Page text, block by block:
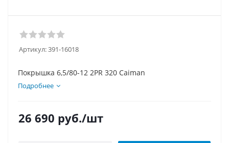
Артикул:391-16018
Покрышка 6,5/80-12 2PR 320 Caiman
Подробнее
26 690 руб./шт